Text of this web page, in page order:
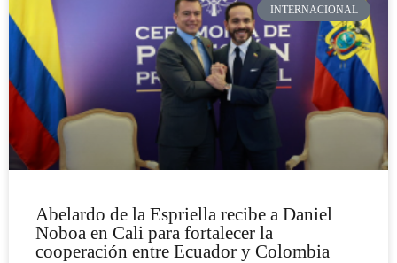
INTERNACIONAL
Abelardo de la Espriella recibe a Daniel
Noboa en Cali para fortalecer la
cooperación entre Ecuador y Colombia